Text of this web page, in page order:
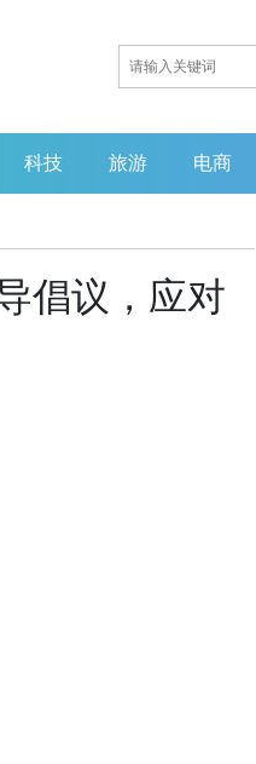
科技 旅游 电商
倡议，应对